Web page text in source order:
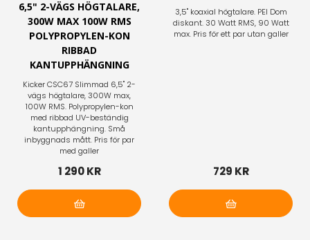
6,5" 2-VÄGS HÖGTALARE,
300W MAX 100W RMS
POLYPROPYLEN-KON
RIBBAD
KANTUPPHÄNGNING
Kicker CSC67 Slimmad 6,5" 2-
vägs högtalare, 300W max,
100W RMS. Polypropylen-kon
med ribbad UV-beständig
kantupphängning. Små
inbyggnads mått. Pris för par
med galler
1 290 KR
3,5" koaxial högtalare. PEI Dom
diskant. 30 Watt RMS, 90 Watt
max. Pris för ett par utan galler
729 KR